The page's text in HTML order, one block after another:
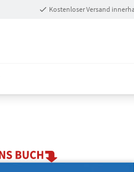
Kostenloser Versand